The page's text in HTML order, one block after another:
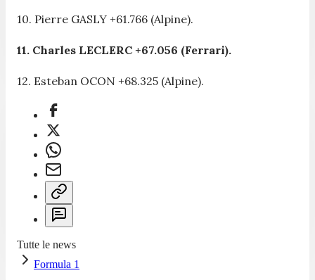
10. Pierre GASLY +61.766 (Alpine).
11. Charles LECLERC +67.056 (Ferrari).
12. Esteban OCON +68.325 (Alpine).
Tutte le news
Formula 1